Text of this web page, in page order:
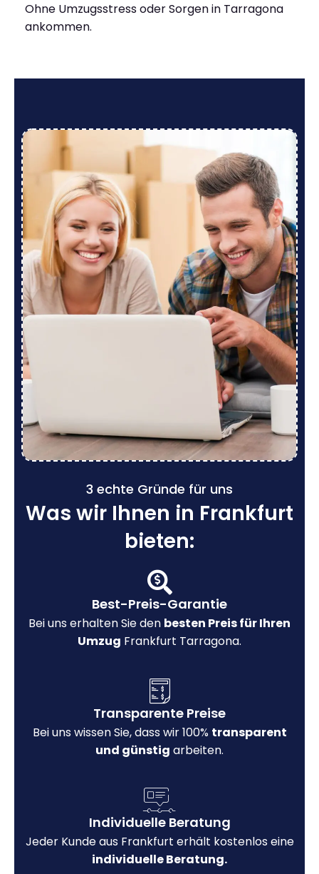
Ohne Umzugsstress oder Sorgen in Tarragona
ankommen.
3 echte Gründe für uns
Was wir Ihnen in Frankfurt
bieten:
Best-Preis-Garantie
Bei uns erhalten Sie den besten Preis für Ihren
Umzug Frankfurt Tarragona.
Transparente Preise
Bei uns wissen Sie, dass wir 100% transparent
und günstig arbeiten.
Individuelle Beratung
Jeder Kunde aus Frankfurt erhält kostenlos eine
individuelle Beratung.